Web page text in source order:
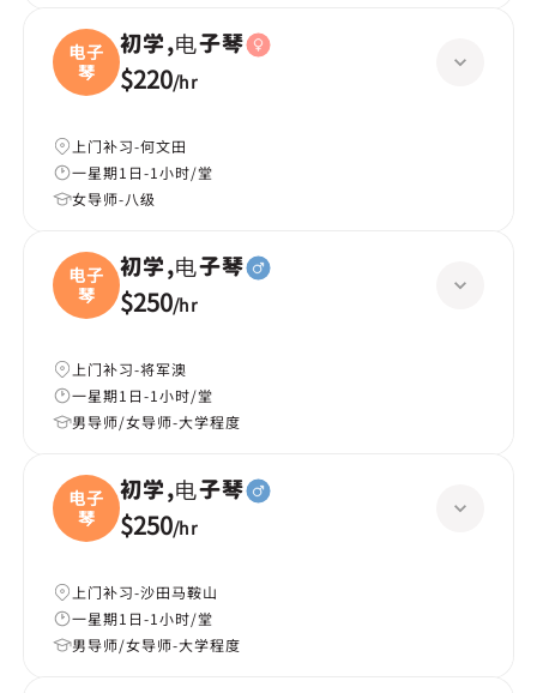
电子
琴
初学,电子琴
$220/hr
上门补习-何文田
一星期1日-1小时/堂
女导师-八级
电子
琴
初学,电子琴
$250/hr
上门补习-将军澳
一星期1日-1小时/堂
男导师/女导师-大学程度
电子
琴
初学,电子琴
$250/hr
上门补习-沙田马鞍山
一星期1日-1小时/堂
男导师/女导师-大学程度